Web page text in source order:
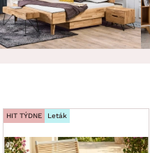
HIT TÝDNE Leták